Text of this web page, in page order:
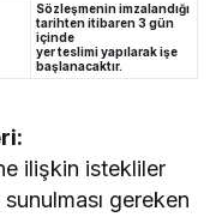
Sözleşmenin imzalandığı
tarihten itibaren 3 gün
içinde
yer teslimi yapılarak işe
başlanacaktır.
ilişkin istekliler
gereken